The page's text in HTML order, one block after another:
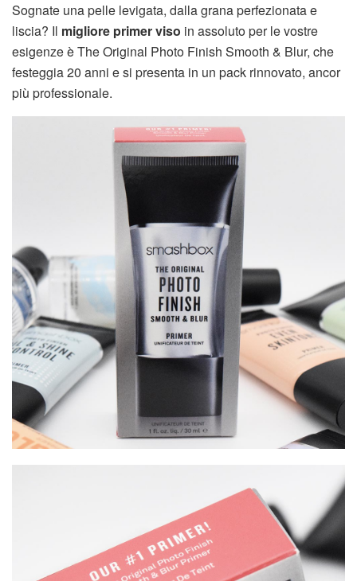
Sognate una pelle levigata, dalla grana perfezionata e
liscia? Il migliore primer viso in assoluto per le vostre
esigenze è The Original Photo Finish Smooth & Blur, che
festeggia 20 anni e si presenta in un pack rinnovato, ancor
più professionale.